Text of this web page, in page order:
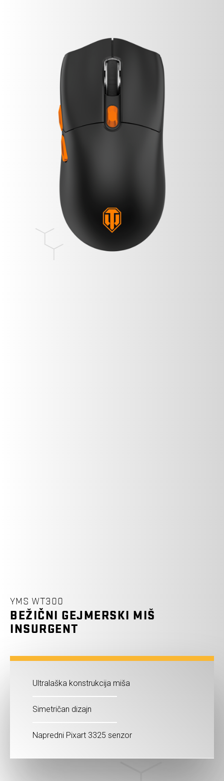
YMS WT300
BEŽIČNI GEJMERSKI MIŠ
INSURGENT
Ultralaška konstrukcija miša
Simetričan dizajn
Napredni Pixart 3325 senzor